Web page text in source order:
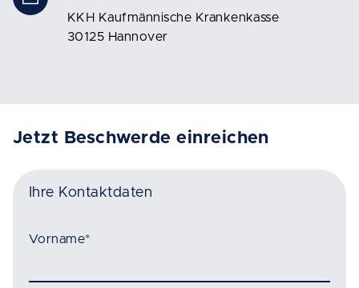
KKH Kaufmännische Krankenkasse
30125 Hannover
Jetzt Beschwerde einreichen
Ihre Kontaktdaten
Vorname*